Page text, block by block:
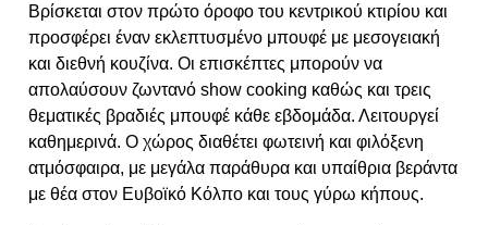
Βρίσκεται στον πρώτο όροφο του κεντρικού κτιρίου και
προσφέρει έναν εκλεπτυσμένο μπουφέ με μεσογειακή
και διεθνή κουζίνα. Οι επισκέπτες μπορούν να
απολαύσουν ζωντανό show cooking καθώς και τρεις
θεματικές βραδιές μπουφέ κάθε εβδομάδα. Λειτουργεί
καθημερινά. Ο χώρος διαθέτει φωτεινή και φιλόξενη
ατμόσφαιρα, με μεγάλα παράθυρα και υπαίθρια βεράντα
με θέα στον Ευβοϊκό Κόλπο και τους γύρω κήπους.